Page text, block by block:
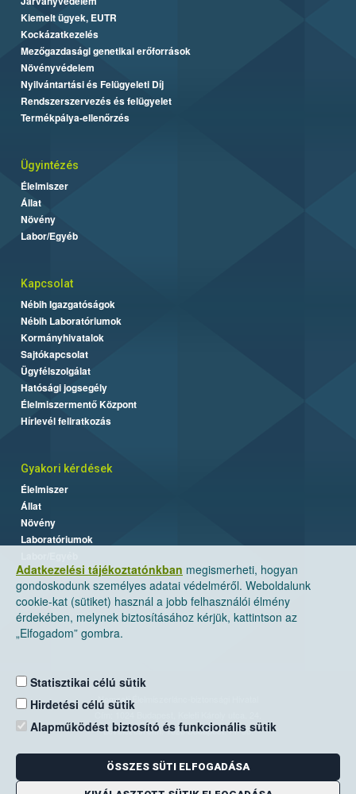
Adatkezelési tájékoztatónkban megismerheti, hogyan
gondoskodunk személyes adatai védelméről. Weboldalunk
cookie-kat (sütiket) használ a jobb felhasználói élmény
érdekében, melynek biztosításához kérjük, kattintson az
„Elfogadom” gombra.
Statisztikai célú sütik
Hirdetési célú sütik
Alapműködést biztosító és funkcionális sütik
ÖSSZES SÜTI ELFOGADÁSA
Kiemelt ügyek, EUTR
Kockázatkezelés
Mezőgazdasági genetikai erőforrások
Növényvédelem
Nyilvántartási és Felügyeleti Díj
Rendszerszervezés és felügyelet
Termékpálya-ellenőrzés
Ügyintézés
Élelmiszer
Állat
Növény
Labor/Egyéb
Kapcsolat
Nébih Igazgatóságok
Nébih Laboratóriumok
Kormányhivatalok
Sajtókapcsolat
Ügyfélszolgálat
Hatósági jogsegély
Élelmiszermentő Központ
Hírlevél feliratkozás
Gyakori kérdések
Élelmiszer
Állat
Növény
Laboratóriumok
Nemzeti Élelmiszerlánc-biztonsági Hivatal
Levelezési cím: 1525 Budapest. Pf. 30.
E-mail:ugyfelszolgalat@nebih.gov.hu
Zöld szám: 06-80/263-244